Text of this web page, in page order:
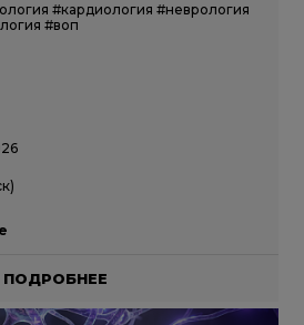
#кардиология #неврология
#воп
ПОДРОБНЕЕ